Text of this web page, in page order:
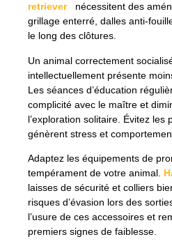
retriever
nécessitent des
grillage enterré, dalles anti-
le long des clôtures.
Un animal correctement
intellectuellement présente
Les séances d’éducation
complicité avec le maître et
l’exploration solitaire. Évitez les
génèrent stress et
Adaptez les équipements de
tempérament de votre animal.
laisses de sécurité et colliers
risques d’évasion lors des
l’usure de ces accessoires et
premiers signes de faiblesse.